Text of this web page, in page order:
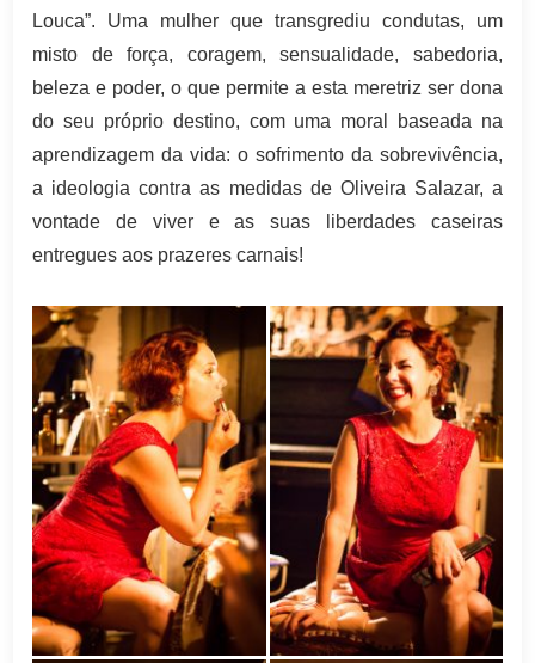
Louca”. Uma mulher que transgrediu condutas, um
misto de força, coragem, sensualidade, sabedoria,
beleza e poder, o que permite a esta meretriz ser dona
do seu próprio destino, com uma moral baseada na
aprendizagem da vida: o sofrimento da sobrevivência,
a ideologia contra as medidas de Oliveira Salazar, a
vontade de viver e as suas liberdades caseiras
entregues aos prazeres carnais!